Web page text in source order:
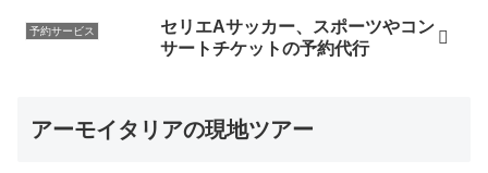
予約サービス
セリエAサッカー、スポーツやコン
サートチケットの予約代行
アーモイタリアの現地ツアー